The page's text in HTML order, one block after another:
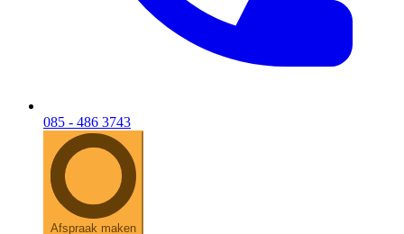
085 - 486 3743
Afspraak maken